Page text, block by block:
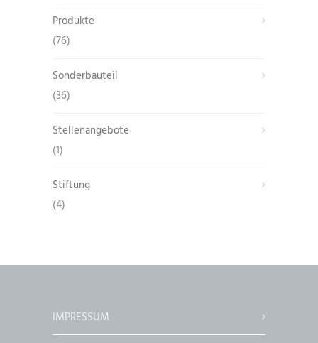
Produkte
(76)
Sonderbauteil
(36)
Stellenangebote
(1)
Stiftung
(4)
IMPRESSUM